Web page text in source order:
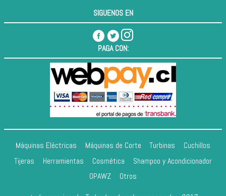
SIGUENOS EN
PAGA CON:
Máquinas Eléctricas Máquinas de Corte Turbinas
Cuchillos
Tijeras
Herramientas Cosmética
Shampoo y Acondicionador
OPAWZ
Otros